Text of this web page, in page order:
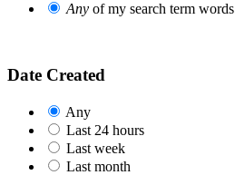
Any of my search term words
Date Created
Any
Last 24 hours
Last week
Last month